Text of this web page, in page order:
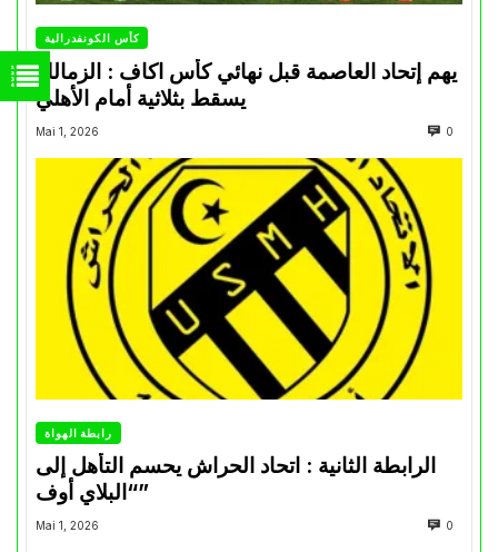
كأس الكونفدرالية
يهم إتحاد العاصمة قبل نهائي كأس اكاف : الزمالك
Mai 1, 2026 0
رابطة الهواة
الرابطة الثانية : اتحاد الحراش يحسم التأهل إلى
“البلاي أوف”
Mai 1, 2026 0